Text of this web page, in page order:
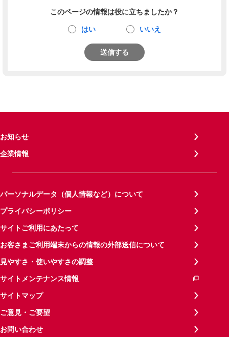
このページの情報は役に立ちましたか？
はい いいえ
送信する
お知らせ
企業情報
パーソナルデータ（個人情報など）について
プライバシーポリシー
サイトご利用にあたって
お客さまご利用端末からの情報の外部送信について
見やすさ・使いやすさの調整
サイトメンテナンス情報
サイトマップ
ご意見・ご要望
お問い合わせ